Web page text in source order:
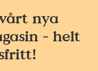
nya
- helt